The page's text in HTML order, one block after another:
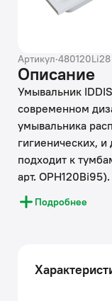
Артикул·480120Li28
Описание
Умывальник
современном
умывальника
гигиенических,
подходит к
арт.
и декоративная
• Умывальник
геометрия
тумбе и легкий
Подробнее